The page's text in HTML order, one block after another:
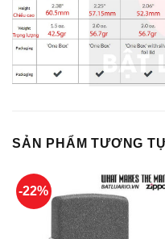
SẢN PHẨM TƯƠNG
-22%